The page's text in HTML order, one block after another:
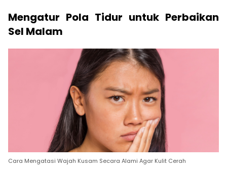
Mengatur Pola Tidur untuk Perbaikan
Sel Malam
Cara Mengatasi Wajah Kusam Secara Alami Agar Kulit Cerah